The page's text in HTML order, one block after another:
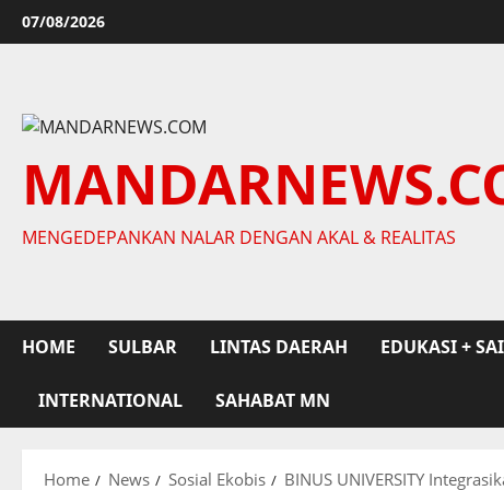
Skip
to
07/08/2026
MENGEDEPANKAN NALAR DENGAN AKAL & REALITAS
HOME SULBAR LINTAS DAERAH EDUKASI +
INTERNATIONAL SAHABAT MN
Home News Sosial Ekobis BINUS UNIVERSITY